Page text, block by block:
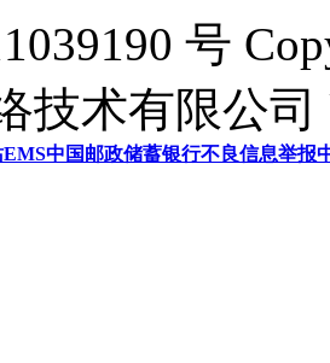
号
技术有限公司
EMS中国邮政储蓄银行不良信息举报